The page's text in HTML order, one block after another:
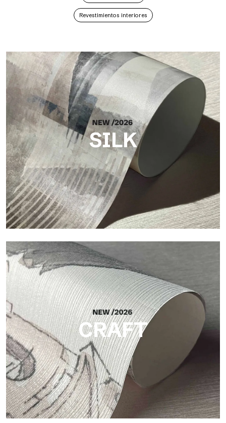
Revestimientos interiores
SILK
Silk
Acabado luminoso y elegante, con una sutil trama vertical que
refleja la luz y aporta profundidad a la superficie.
CRAFT